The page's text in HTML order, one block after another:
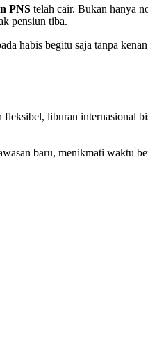
PNS telah cair. Bukan hanya
pensiun tiba.
habis begitu saja tanpa
fleksibel, liburan internasional
baru, menikmati waktu